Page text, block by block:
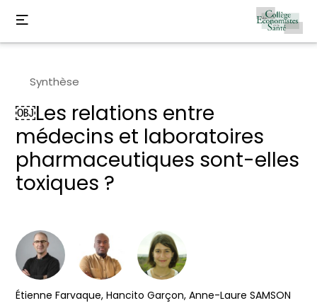
Synthèse
￼Les relations entre
médecins et laboratoires
pharmaceutiques sont-elles
toxiques ?
Étienne Farvaque,Hancito Garçon,Anne-Laure SAMSON